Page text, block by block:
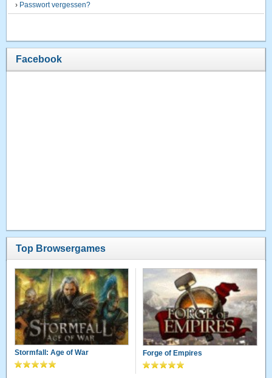
› Passwort vergessen?
Facebook
Top Browsergames
Stormfall: Age of War Forge of Empires